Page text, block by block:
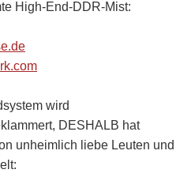
High-End-DDR-Mist:
wird
DESHALB hat
unheimlich liebe Leuten und